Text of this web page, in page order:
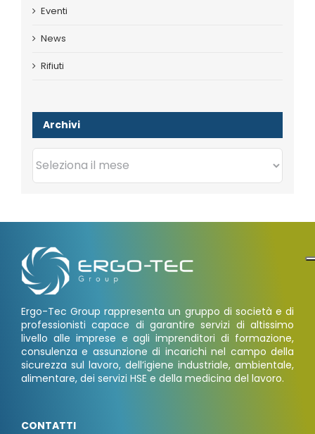
Eventi
News
Rifiuti
Archivi
Archivi
Ergo-Tec Group rappresenta un gruppo di società e di
professionisti capace di garantire servizi di altissimo
livello alle imprese e agli imprenditori di formazione,
consulenza e assunzione di incarichi nel campo della
sicurezza sul lavoro, dell’igiene industriale, ambientale,
alimentare, dei servizi HSE e della medicina del lavoro.
CONTATTI